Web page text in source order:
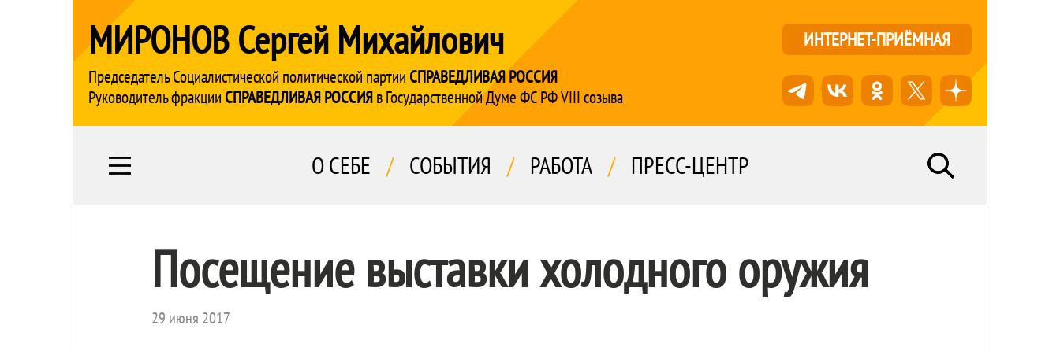
МИРОНОВ Сергей Михайлович
Председатель Социалистической политической партии СПРАВЕДЛИВАЯ РОССИЯ
Руководитель фракции СПРАВЕДЛИВАЯ РОССИЯв Государственной Думе ФС РФ VIII созыва
ИНТЕРНЕТ-ПРИЁМНАЯ
О СЕБЕ / СОБЫТИЯ / РАБОТА / ПРЕСС-ЦЕНТР
Посещение выставки холодного оружия
29 июня 2017